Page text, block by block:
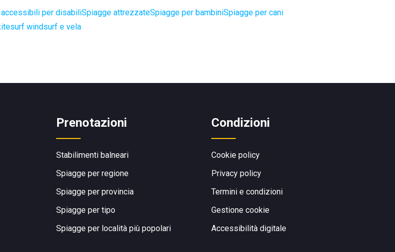
per disabiliSpiagge attrezzateSpiagge per bambiniSpiagge per cani
windsurf e vela
Prenotazioni
Stabilimenti balneari
Spiagge per regione
Spiagge per provincia
Spiagge per tipo
Spiagge per località più popolari
Condizioni
Cookie policy
Privacy policy
Termini e condizioni
Gestione cookie
Accessibilità digitale